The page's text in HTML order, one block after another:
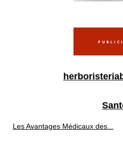
Les Avantages Médicaux des...